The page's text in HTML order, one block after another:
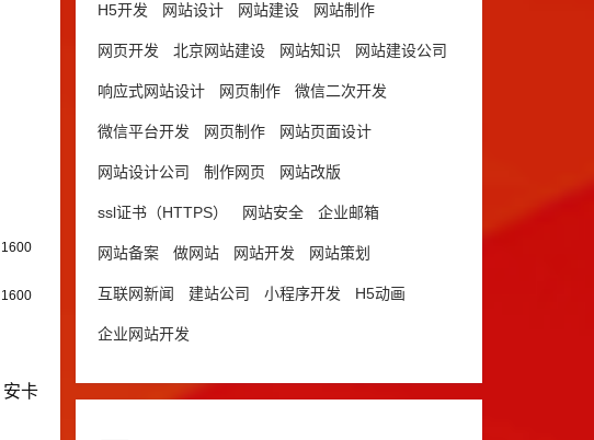
1600
1600
安卡
H5开发 网站设计 网站建设 网站制作
网页开发 北京网站建设 网站知识 网站建设公司
响应式网站设计 网页制作 微信二次开发
微信平台开发 网页制作 网站页面设计
网站设计公司 制作网页 网站改版
ssl证书（HTTPS） 网站安全 企业邮箱
网站备案 做网站 网站开发 网站策划
互联网新闻 建站公司 小程序开发 H5动画
企业网站开发